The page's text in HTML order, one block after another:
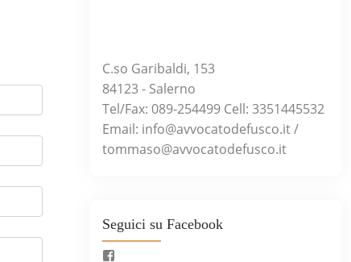
C.so Garibaldi, 153
84123 - Salerno
Tel/Fax: 089-254499 Cell: 3351445532
Email: info@avvocatodefusco.it/
tommaso@avvocatodefusco.it
Seguici su Facebook